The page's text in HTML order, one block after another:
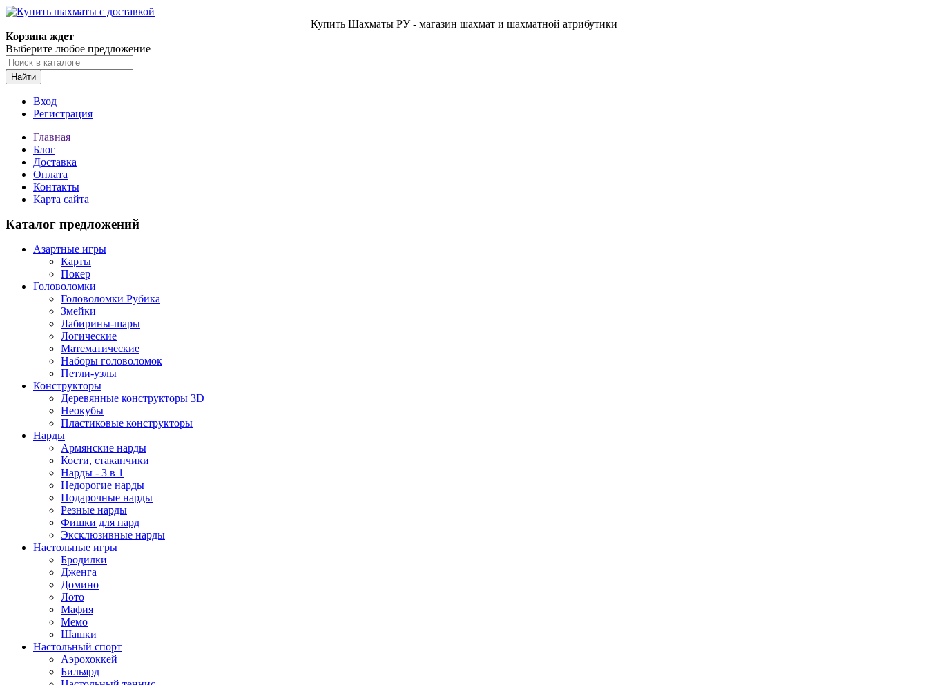
Купить Шахматы РУ - магазин шахмат и шахматной атрибутики
Корзина ждет
Выберите любое предложение
Найти
Вход
Регистрация
Главная
Блог
Доставка
Оплата
Контакты
Карта сайта
Каталог предложений
Азартные игры
Карты
Покер
Головоломки
Головоломки Рубика
Змейки
Лабирины-шары
Логические
Математические
Наборы головоломок
Петли-узлы
Конструкторы
Деревянные конструкторы 3D
Неокубы
Пластиковые конструкторы
Нарды
Армянские нарды
Кости, стаканчики
Нарды - 3 в 1
Недорогие нарды
Подарочные нарды
Резные нарды
Фишки для нард
Эксклюзивные нарды
Настольные игры
Бродилки
Дженга
Домино
Лото
Мафия
Мемо
Шашки
Настольный спорт
Аэрохоккей
Бильярд